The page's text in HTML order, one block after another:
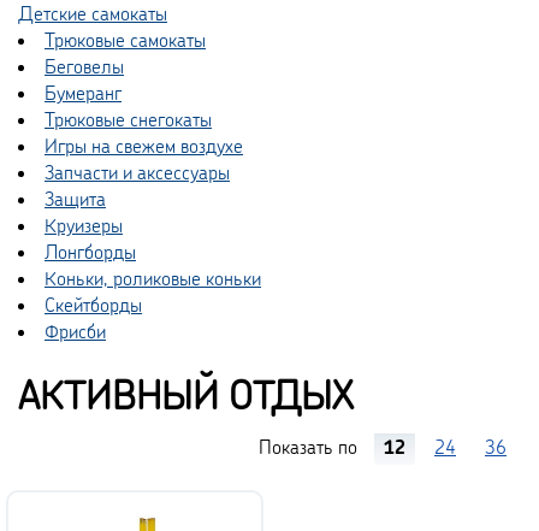
Детские самокаты
Трюковые самокаты
Беговелы
Бумеранг
Трюковые снегокаты
Игры на свежем воздухе
Запчасти и аксессуары
Защита
Круизеры
Лонгборды
Коньки, роликовые коньки
Скейтборды
Фрисби
АКТИВНЫЙ ОТДЫХ
Показать по 12 24 36